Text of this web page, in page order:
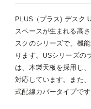
PLUS（プラス) デスク
スペースが生まれる高
スクのシリーズで、機
ります。USシリーズの
は、木製天板を採用し
対応しています。また
式配線カバータイプです